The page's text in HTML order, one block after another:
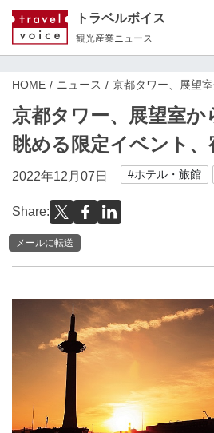
トラベルボイス
観光産業ニュース
HOME ニュース 京都タワー、展望
京都タワー、展望室か
眺める限定イベント
2022年12月07日 #ホテル・旅館
Share:
メールに転送